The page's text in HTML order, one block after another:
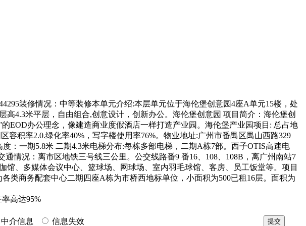
装修情况：中等装修本单元介绍:本层单元位于海伦堡创意园4座A单元15楼，处
4.3米平层，自由组合,创意设计，创新办公。海伦堡创意园 项目简介：海伦堡创
EOD办公理念，像建造商业度假酒店一样打造产业园。海伦堡产业园项目: 总占地
容积率2.0.绿化率40%，写字楼使用率76%。物业地址:广州市番禺区禺山西路329
：一期5.8米 二期4.3米电梯分布:每栋多部电梯，二期A栋7部。西子OTIS高速电
情况：离市区地铁三号线三公里。公交线路番9 番16、108、108B，离广州南站7
、多媒体会议中心、篮球场、网球场、室内羽毛球馆、客房、员工饭堂等。项目
类商务配套中心二期四座A栋为市桥西地标单位，小面积为500已租16层。面积为
高达95%
中介信息 信息失效